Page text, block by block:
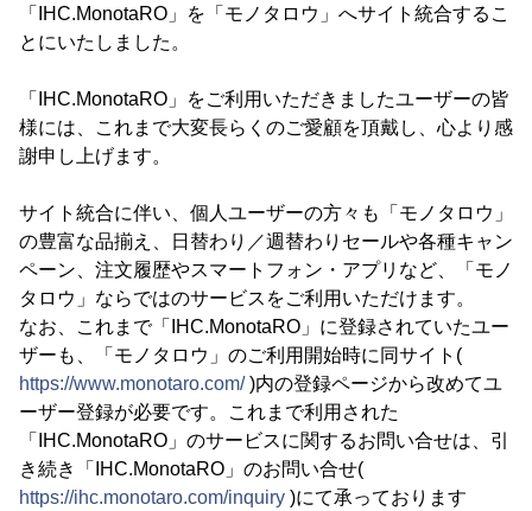
「IHC.MonotaRO」を「モノタロウ」へサイト統合するこ
とにいたしました。
「IHC.MonotaRO」をご利用いただきましたユーザーの皆
様には、これまで大変長らくのご愛顧を頂戴し、心より感
謝申し上げます。
サイト統合に伴い、個人ユーザーの方々も「モノタロウ」
の豊富な品揃え、日替わり／週替わりセールや各種キャン
ペーン、注文履歴やスマートフォン・アプリなど、「モノ
タロウ」ならではのサービスをご利用いただけます。
なお、これまで「IHC.MonotaRO」に登録されていたユー
ザーも、「モノタロウ」のご利用開始時に同サイト(
https://www.monotaro.com/)内の登録ページから改めてユ
ーザー登録が必要です。これまで利用された
「IHC.MonotaRO」のサービスに関するお問い合せは、引
き続き「IHC.MonotaRO」のお問い合せ(
https://ihc.monotaro.com/inquiry )にて承っております